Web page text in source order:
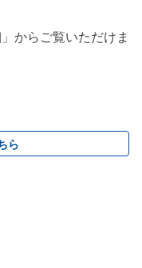
からご覧いただけま
ら